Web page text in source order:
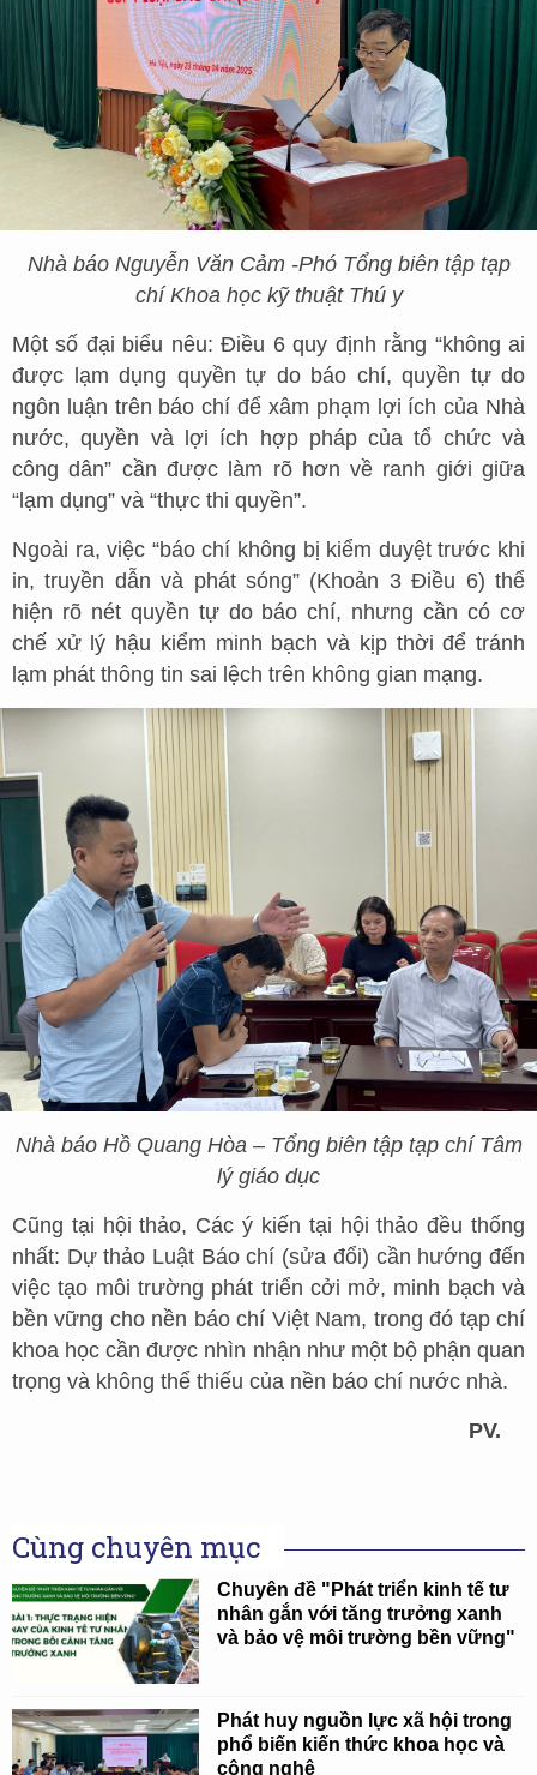
Nhà báo Nguyễn Văn Cảm -Phó Tổng biên tập tạp
chí Khoa học kỹ thuật Thú y
Một số đại biểu nêu: Điều 6 quy định rằng “không ai
được lạm dụng quyền tự do báo chí, quyền tự do
ngôn luận trên báo chí để xâm phạm lợi ích của Nhà
nước, quyền và lợi ích hợp pháp của tổ chức và
công dân” cần được làm rõ hơn về ranh giới giữa
“lạm dụng” và “thực thi quyền”.
Ngoài ra, việc “báo chí không bị kiểm duyệt trước khi
in, truyền dẫn và phát sóng” (Khoản 3 Điều 6) thể
hiện rõ nét quyền tự do báo chí, nhưng cần có cơ
chế xử lý hậu kiểm minh bạch và kịp thời để tránh
lạm phát thông tin sai lệch trên không gian mạng.
Nhà báo Hồ Quang Hòa – Tổng biên tập tạp chí Tâm
lý giáo dục
Cũng tại hội thảo, Các ý kiến tại hội thảo đều thống
nhất: Dự thảo Luật Báo chí (sửa đổi) cần hướng đến
việc tạo môi trường phát triển cởi mở, minh bạch và
bền vững cho nền báo chí Việt Nam, trong đó tạp chí
khoa học cần được nhìn nhận như một bộ phận quan
trọng và không thể thiếu của nền báo chí nước nhà.
PV.
Cùng chuyên mục
Chuyên đề "Phát triển kinh tế tư
nhân gắn với tăng trưởng xanh
và bảo vệ môi trường bền vững"
Phát huy nguồn lực xã hội trong
phổ biến kiến thức khoa học và
công nghệ